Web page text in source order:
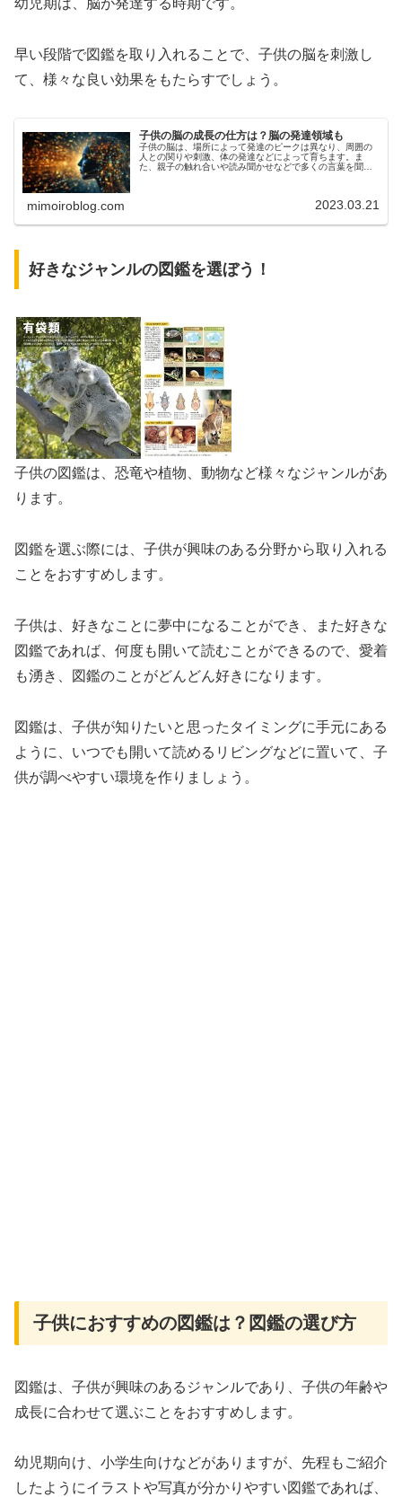
幼児期は、脳が発達する時期です。
早い段階で図鑑を取り入れることで、子供の脳を刺激し
て、様々な良い効果をもたらすでしょう。
子供の脳の成長の仕方は？脳の発達領域も
子供の脳は、場所によって発達のピークは異なり、周囲の
人との関りや刺激、体の発達などによって育ちます。ま
た、親子の触れ合いや読み聞かせなどで多くの言葉を聞く
mimoiroblog.com 2023.03.21
好きなジャンルの図鑑を選ぼう！
子供の図鑑は、恐竜や植物、動物など様々なジャンルがあ
ります。
図鑑を選ぶ際には、子供が興味のある分野から取り入れる
ことをおすすめします。
子供は、好きなことに夢中になることができ、また好きな
図鑑であれば、何度も開いて読むことができるので、愛着
も湧き、図鑑のことがどんどん好きになります。
図鑑は、子供が知りたいと思ったタイミングに手元にある
ように、いつでも開いて読めるリビングなどに置いて、子
供が調べやすい環境を作りましょう。
子供におすすめの図鑑は？図鑑の選び方
図鑑は、子供が興味のあるジャンルであり、子供の年齢や
成長に合わせて選ぶことをおすすめします。
幼児期向け、小学生向けなどがありますが、先程もご紹介
したようにイラストや写真が分かりやすい図鑑であれば、